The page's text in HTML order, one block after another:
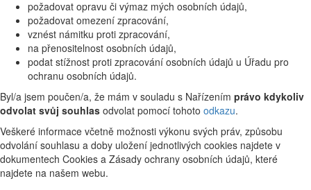
požadovat opravu či výmaz mých osobních údajů,
požadovat omezení zpracování,
vznést námitku proti zpracování,
na přenositelnost osobních údajů,
podat stížnost proti zpracování osobních údajů u Úřadu pro
ochranu osobních údajů.
Byl/a jsem poučen/a, že mám v souladu s Nařízením právo kdykoliv
odvolat svůj souhlas odvolat pomocí tohoto odkazu.
Veškeré informace včetně možnosti výkonu svých práv, způsobu
odvolání souhlasu a doby uložení jednotlivých cookies najdete v
dokumentech Cookies a Zásady ochrany osobních údajů, které
najdete na našem webu.